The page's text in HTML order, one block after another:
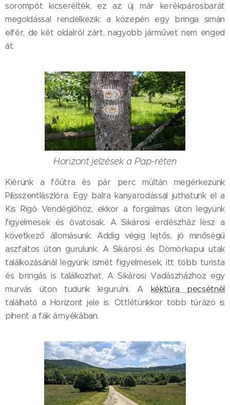
sorompót kicserélték, ez az új már kerékpárosbarát
megoldással rendelkezik: a közepén egy bringa simán
elfér, de két oldalról zárt, nagyobb járművet nem enged
át.
Horizont jelzések a Pap-réten
Kiérünk a főútra és pár perc múltán megérkezünk
Pilisszentlászlóra. Egy balra kanyarodással juthatunk el a
Kis Rigó Vendéglőhöz, ekkor a forgalmas úton legyünk
figyelmesek és óvatosak. A Sikárosi erdészház lesz a
következő állomásunk. Addig végig lejtős, jó minőségű
aszfaltos úton gurulunk. A Sikárosi és Dömörkapui utak
találkozásánál legyünk ismét figyelmesek, itt több turista
és bringás is találkozhat. A Sikárosi Vadászházhoz egy
murvás úton tudunk legurulni. A
kéktúra pecsétnél
található a Horizont jele is. Ottlétünkkor több túrázó is
pihent a fák árnyékában.